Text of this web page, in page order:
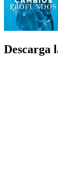
Descarga